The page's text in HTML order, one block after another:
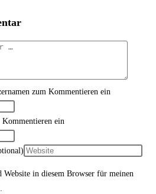
zum Kommentieren ein
ein
in diesem Browser für meinen